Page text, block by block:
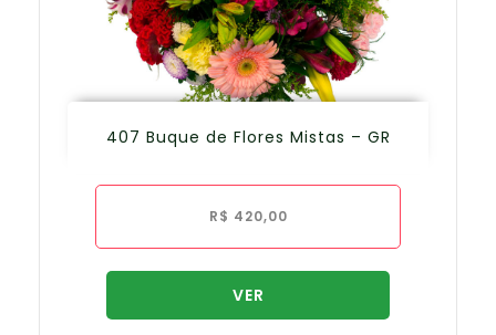
407 Buque de Flores Mistas – GR
R$ 420,00
VER